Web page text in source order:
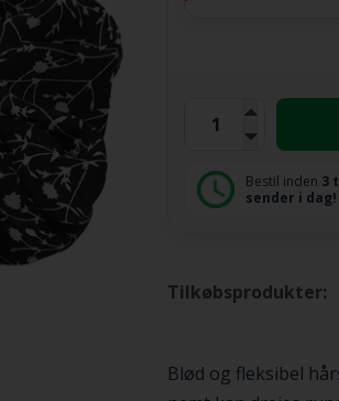
Bestil inden 3
sender i dag!
Tilkøbsprodukter:
Blød og fleksibel